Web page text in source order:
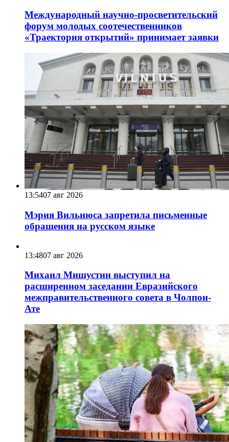
Международный научно-просветительский
форум молодых соотечественников
«Траектория открытий» принимает заявки
13:5407 авг 2026
Мэрия Вильнюса запретила письменные
обращения на русском языке
13:4807 авг 2026
Михаил Мишустин выступил на
расширенном заседании Евразийского
межправительственного совета в Чолпон-
Ате